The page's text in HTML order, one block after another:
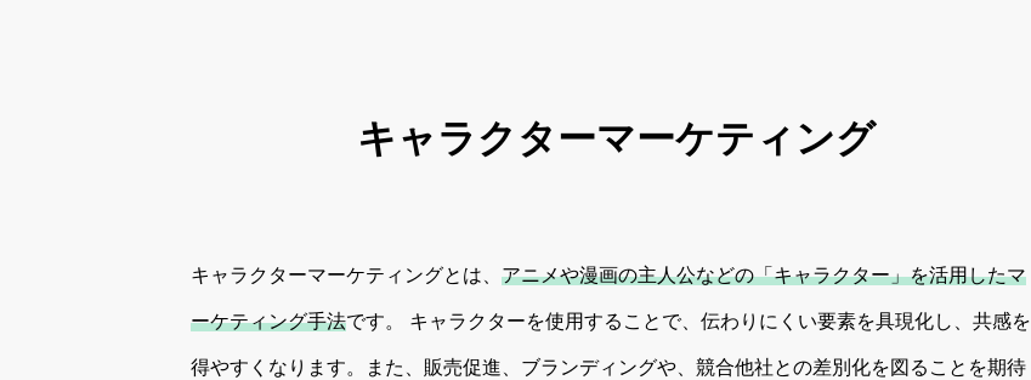
キャラクターマーケティング
キャラクターマーケティングとは、 アニメや漫画の主人公などの「キャラクター」を活用したマ
ーケティング手法です。 キャラクターを使用することで、伝わりにくい要素を具現化し、共感を
得やすくなります。また、販売促進、ブランディングや、競合他社との差別化を図ることを期待